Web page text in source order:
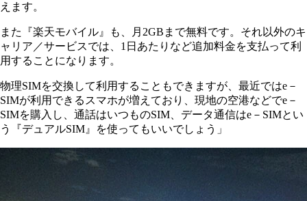
えます。
また『楽天モバイル』も、月2GBまで無料です。それ以外のキ
ャリア／サービスでは、1日あたりなど追加料金を支払って利
用することになります。
物理SIMを交換して利用することもできますが、最近ではe－
SIMが利用できるスマホが増えており、現地の空港などでe－
SIMを購入し、通話はいつものSIM、データ通信はe－SIMとい
う『デュアルSIM』を使ってもいいでしょう」